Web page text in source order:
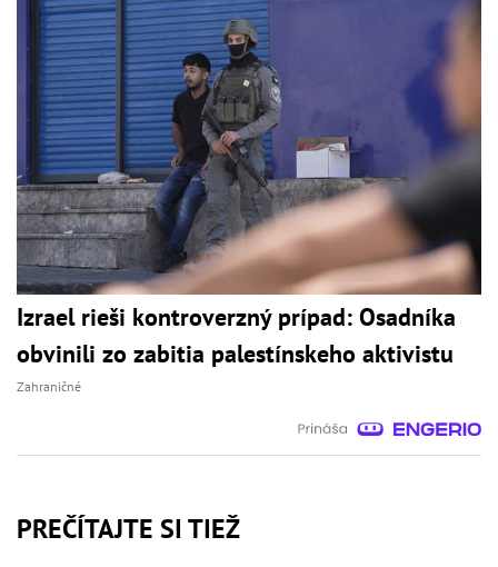
Izrael rieši kontroverzný prípad: Osadníka
obvinili zo zabitia palestínskeho aktivistu
Zahraničné
PREČÍTAJTE SI TIEŽ